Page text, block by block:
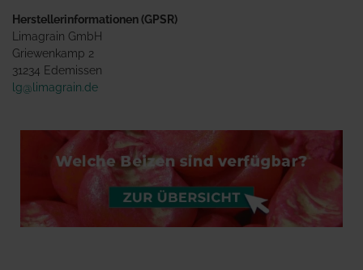
Herstellerinformationen (GPSR)
Limagrain GmbH
Griewenkamp 2
31234 Edemissen
lg@limagrain.de